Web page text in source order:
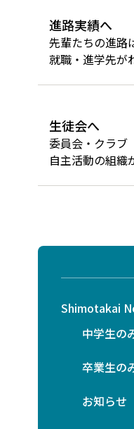
進路実績へ
先輩たちの進路
就職・進学先が
生徒会へ
委員会・クラブ
自主活動の組織
Shimotakai
中学生の
卒業生の
お知らせ